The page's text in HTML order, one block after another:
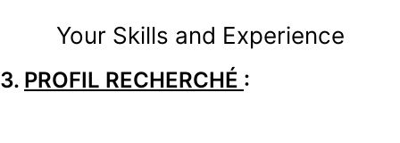
Your Skills and Experience
3. PROFIL RECHERCHÉ :